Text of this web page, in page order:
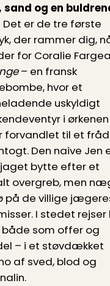
sand og en
Det er de tre første
der rammer dig,
for Coralie
– en fransk
hvor et
uskyldigt
i ørkenen
forvandlet til et
Den naive Jen
bytte efter et
overgreb, men
på de villige
I stedet rejser
både som offer og
– i et støvdækket
af sved, blod og